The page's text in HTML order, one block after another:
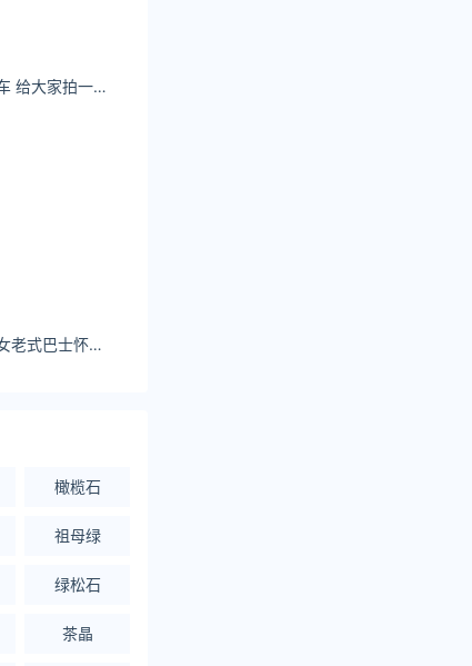
中国舞莹莹：赶个末班车 给大家拍一下舞蹈生版的拍桌挑战#拍桌变装挑战#一字马#又美又飒
杨超越化身甜酷美腿少女老式巴士怀旧写真手机壁纸图片1
橄榄石
祖母绿
绿松石
茶晶